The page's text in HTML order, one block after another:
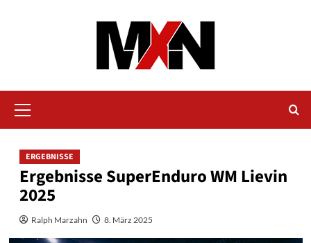
Menü
ERGEBNISSE
Ergebnisse SuperEnduro WM Lievin
2025
Ralph Marzahn 8. März 2025